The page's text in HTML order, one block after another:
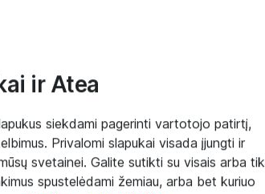
ir Atea
siekdami pagerinti vartotojo patirtį,
Privalomi slapukai visada įjungti ir
svetainei. Galite sutikti su visais arba tik
spustelėdami žemiau, arba bet kuriuo